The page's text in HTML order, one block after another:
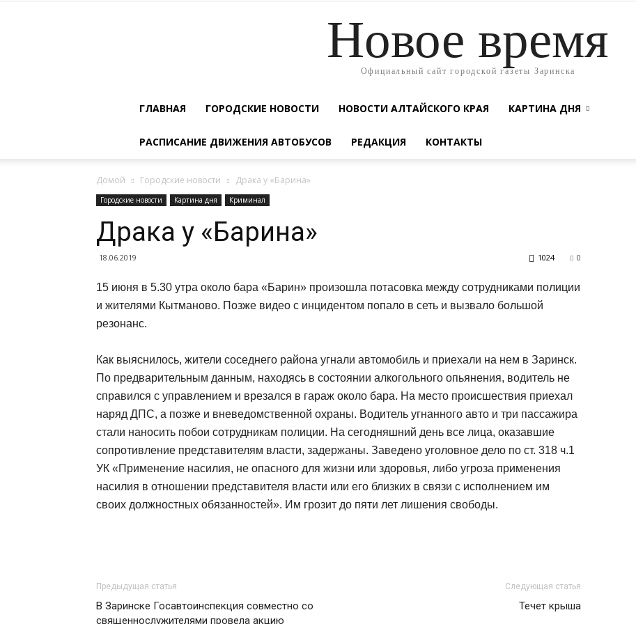
Новое время
Официальный сайт городской газеты Заринска
ГЛАВНАЯ ГОРОДСКИЕ НОВОСТИ НОВОСТИ АЛТАЙСКОГО КРАЯ КАРТИНА ДНЯ
РАСПИСАНИЕ ДВИЖЕНИЯ АВТОБУСОВ РЕДАКЦИЯ КОНТАКТЫ
Домой Городские новости Драка у «Барина»
Городские новости Картина дня Криминал
Драка у «Барина»
18.06.2019 0
1024
15 июня в 5.30 утра около бара «Барин» произошла потасовка между сотрудниками полиции
и жителями Кытманово. Позже видео с инцидентом попало в сеть и вызвало большой
резонанс.
Как выяснилось, жители соседнего района угнали автомобиль и приехали на нем в Заринск.
По предварительным данным, находясь в состоянии алкогольного опьянения, водитель не
справился с управлением и врезался в гараж около бара. На место происшествия приехал
наряд ДПС, а позже и вневедомственной охраны. Водитель угнанного авто и три пассажира
стали наносить побои сотрудникам полиции. На сегодняшний день все лица, оказавшие
сопротивление представителям власти, задержаны. Заведено уголовное дело по ст. 318 ч.1
УК «Применение насилия, не опасного для жизни или здоровья, либо угроза применения
насилия в отношении представителя власти или его близких в связи с исполнением им
своих должностных обязанностей». Им грозит до пяти лет лишения свободы.
Предыдущая статья
В Заринске Госавтоинспекция совместно со
священнослужителями провела акцию
Следующая статья
Течет крыша